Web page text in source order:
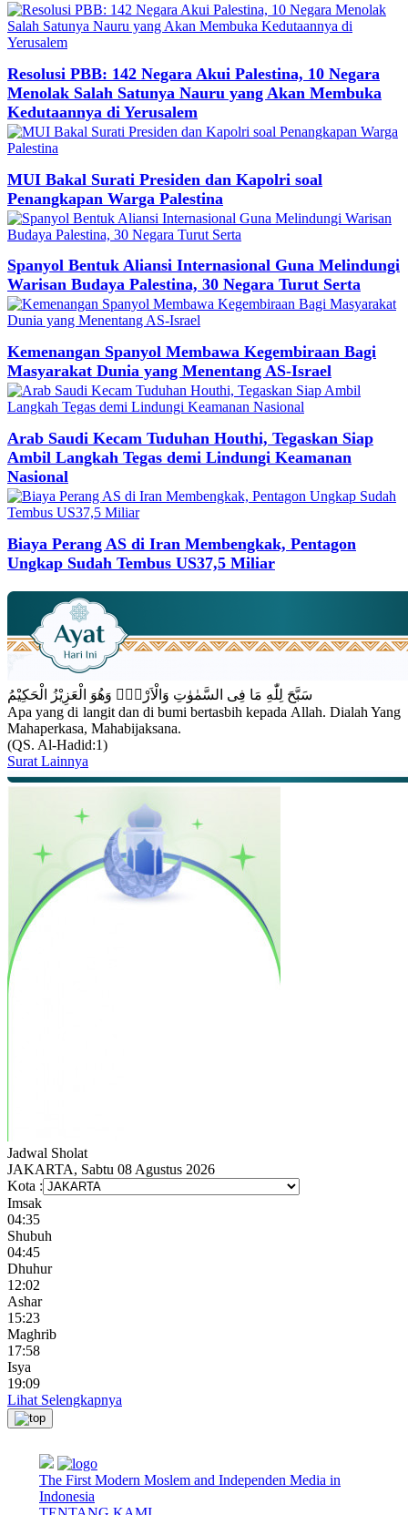
Resolusi PBB: 142 Negara Akui Palestina, 10 Negara
Menolak Salah Satunya Nauru yang Akan Membuka
Kedutaannya di Yerusalem
MUI Bakal Surati Presiden dan Kapolri soal
Penangkapan Warga Palestina
Spanyol Bentuk Aliansi Internasional Guna Melindungi
Warisan Budaya Palestina, 30 Negara Turut Serta
Kemenangan Spanyol Membawa Kegembiraan Bagi
Masyarakat Dunia yang Menentang AS-Israel
Arab Saudi Kecam Tuduhan Houthi, Tegaskan Siap
Ambil Langkah Tegas demi Lindungi Keamanan
Nasional
Biaya Perang AS di Iran Membengkak, Pentagon
Ungkap Sudah Tembus US37,5 Miliar
سَبَّحَ لِلّٰهِ مَا فِى السَّمٰوٰتِ وَالْاَرْضِۚ وَهُوَ الْعَزِيْزُ الْحَكِيْمُ
Apa yang di langit dan di bumi bertasbih kepada Allah. Dialah Yang
Mahaperkasa, Mahabijaksana.
(QS. Al-Hadid:1)
Surat Lainnya
Jadwal Sholat
JAKARTA, Sabtu 08 Agustus 2026
Kota :
Imsak
04:35
Shubuh
04:45
Dhuhur
12:02
Ashar
15:23
Maghrib
17:58
Isya
19:09
Lihat Selengkapnya
The First Modern Moslem and Independen Media in
Indonesia